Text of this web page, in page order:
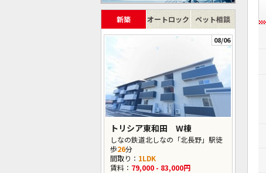
新築 オートロック ペット相談
08/06
トリシア東和田 W棟
しなの鉄道北しなの「北長野」駅徒
歩26分
間取り： 1LDK
賃料： 79,000 - 83,000円